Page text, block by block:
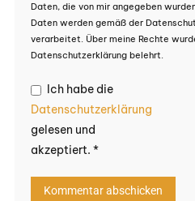
Daten, die von mir angegeben
Daten werden gemäß der
verarbeitet. Über meine Rechte
Datenschutzerklärung belehrt.
Ich habe die
Datenschutzerklärung
gelesen und
akzeptiert. *